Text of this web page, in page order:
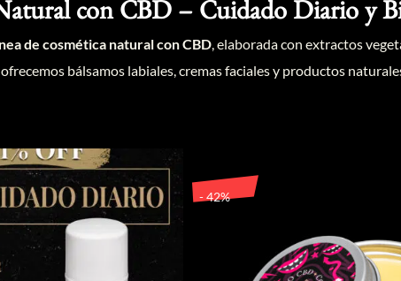
con CBD – Cuidado Diario y
de cosmética natural con CBD , elaborada con extractos
bálsamos labiales, cremas faciales y productos
- 42%